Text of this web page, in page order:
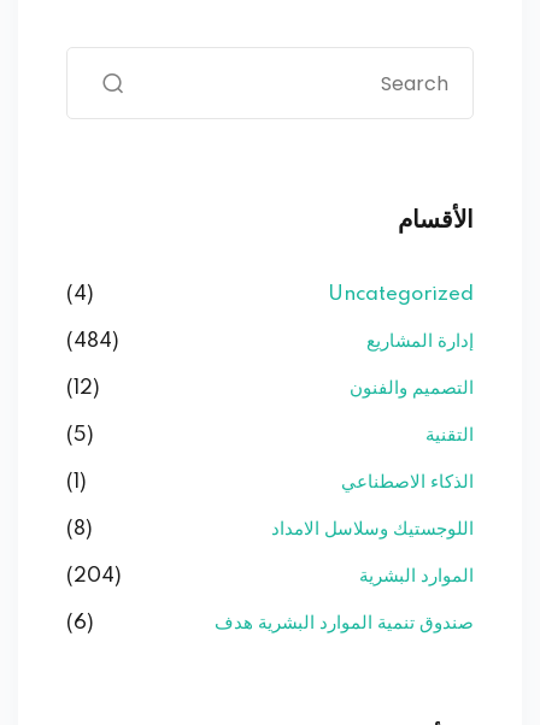
الأقسام
Uncategorized
(4)
إدارة المشاريع (484)
التصميم والفنون (12)
التقنية (5)
الذكاء الاصطناعي (1)
اللوجستيك وسلاسل الامداد (8)
الموارد البشرية (204)
صندوق تنمية الموارد البشرية هدف (6)